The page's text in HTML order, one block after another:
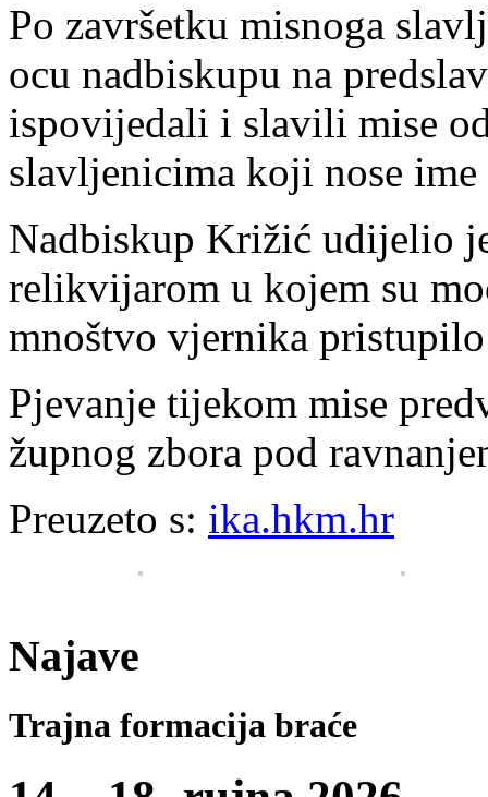
Po završetku misnoga
ocu nadbiskupu na
ispovijedali i slavili mise
slavljenicima koji nose ime
Nadbiskup Križić udijelio
relikvijarom u kojem su
mnoštvo vjernika
Pjevanje tijekom mise
župnog zbora pod
Preuzeto s: ika.hkm.hr
Najave
Trajna formacija braće